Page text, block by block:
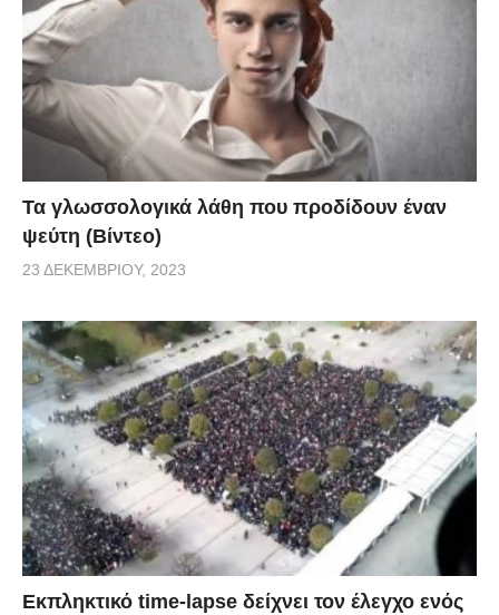
Τα γλωσσολογικά λάθη που προδίδουν έναν
ψεύτη (Βίντεο)
23 ΔΕΚΕΜΒΡΊΟΥ, 2023
Εκπληκτικό time-lapse δείχνει τον έλεγχο ενός